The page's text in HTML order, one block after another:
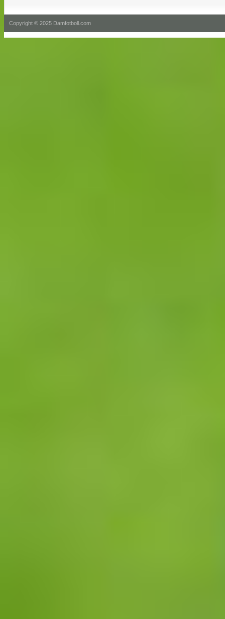
Copyright © 2025 Damfotboll.com